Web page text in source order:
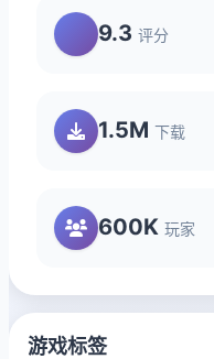
9.3 评分
1.5M 下载
600K 玩家
游戏标签